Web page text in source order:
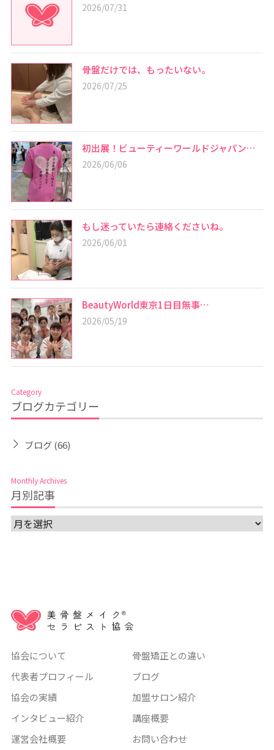
2026/07/31
骨盤だけでは、もったいない。
2026/07/25
初出展！ビューティーワールドジャパン…
2026/06/06
もし迷っていたら連絡くださいね。
2026/06/01
BeautyWorld東京1日目無事…
2026/05/19
Category
ブログカテゴリー
ブログ(66)
Monthly Archives
月別記事
協会について
骨盤矯正との違い
代表者プロフィール
ブログ
協会の実績
加盟サロン紹介
インタビュー紹介
講座概要
運営会社概要
お問い合わせ